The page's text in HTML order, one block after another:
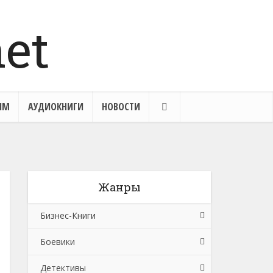
АУДИОКНИГИ НОВОСТИ
Жанры
Бизнес-Книги
Банковское дело
Бухучет, налогообложение, аудит
Боевики
Боевики: Прочее
Детективы